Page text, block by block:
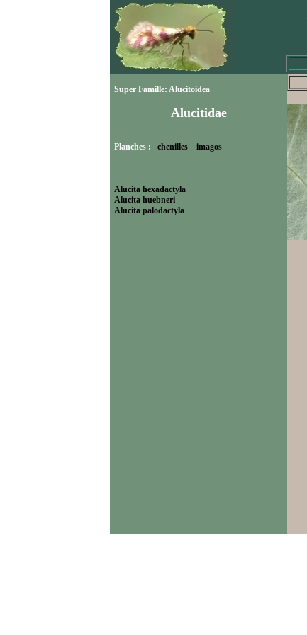
Super Famille: Alucitoidea
Alucitidae
Planches : chenilles imagos
----------------------------
Alucita hexadactyla
Alucita huebneri
Alucita palodactyla